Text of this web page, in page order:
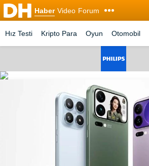
Haber Video Forum
Hız Testi Kripto Para Oyun Otomobil